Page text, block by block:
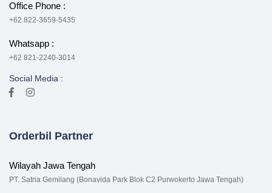
Office Phone :
+62 822-3659-5435
Whatsapp :
+62 821-2240-3014
Social Media :
Orderbil Partner
Wilayah Jawa Tengah
PT. Satria Gemilang (Bonavida Park Blok C2 Purwokerto Jawa Tengah)